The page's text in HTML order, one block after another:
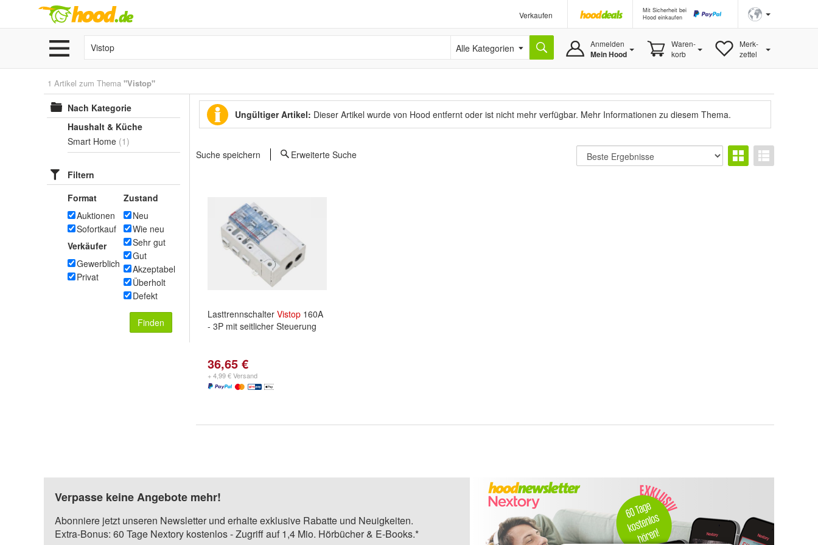
Verkaufen
Mit Sicherheit bei
Hood einkaufen
Alle Kategorien Anmelden
Mein Hood
Waren-
korb
Merk-
zettel
1 Artikel zum Thema "Vistop"
Nach Kategorie
Haushalt & Küche
Smart Home (1)
Filtern
Format
Auktionen
Sofortkauf
Verkäufer
Gewerblich
Privat
Zustand
Neu
Wie neu
Sehr gut
Gut
Akzeptabel
Überholt
Defekt
Finden
Ungültiger Artikel: Dieser Artikel wurde von Hood entfernt oder ist nicht mehr verfügbar. Mehr Informationen zu diesem Thema.
Suche speichern Erweiterte Suche
Lasttrennschalter Vistop 160A
- 3P mit seitlicher Steuerung
36,65 €
+ 4,99 € Versand
Verpasse keine Angebote mehr!
Abonniere jetzt unseren Newsletter und erhalte exklusive Rabatte und Neuigkeiten.
Extra-Bonus: 60 Tage Nextory kostenlos - Zugriff auf 1,4 Mio. Hörbücher & E-Books.*